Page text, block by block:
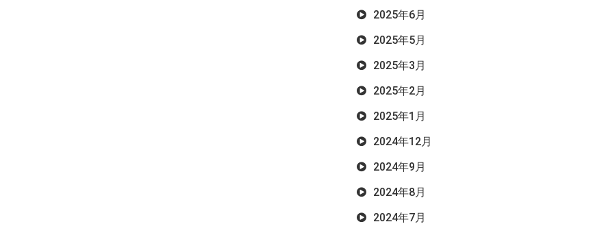
2025年6月
2025年5月
2025年3月
2025年2月
2025年1月
2024年12月
2024年9月
2024年8月
2024年7月